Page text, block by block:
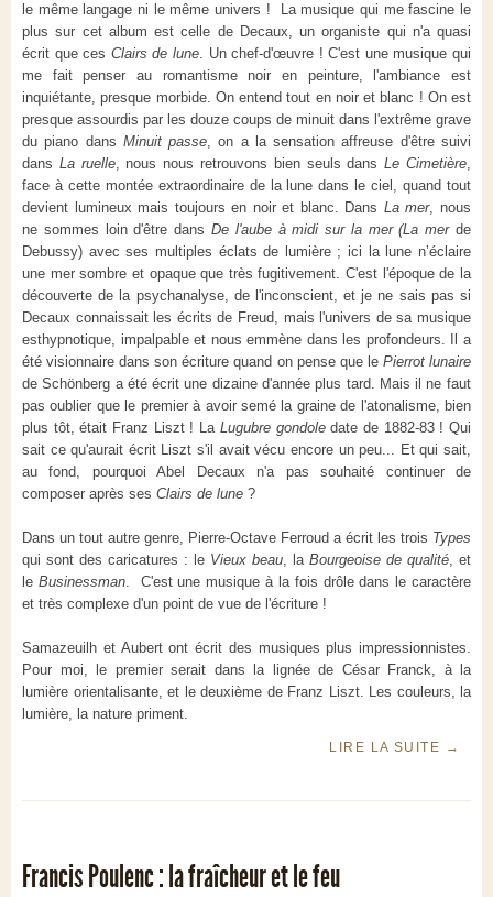
le même langage ni le même univers !
La musique qui me fascine le
plus sur cet album est celle de Decaux, un organiste qui n'a quasi
écrit que ces Clairs de lune. Un chef-d'œuvre ! C'est une musique qui
me fait penser au romantisme noir en peinture, l'ambiance est
inquiétante, presque morbide. On entend tout en noir et blanc ! On est
presque assourdis par les douze coups de minuit dans l'extrême grave
du piano dans Minuit passe, on a la sensation affreuse d'être suivi
dans La ruelle, nous nous retrouvons bien seuls dansLe Cimetière,
face à cette montée extraordinaire de la lune dans le ciel, quand tout
devient lumineux mais toujours en noir et blanc. Dans La mer, nous
ne sommes loin d'être dans De l'aube à midi sur la mer (La merde
Debussy) avec ses multiples éclats de lumière ; ici la lune n’éclaire
une mer sombre et opaque que très fugitivement. C'est l'époque de la
découverte de la psychanalyse, de l'inconscient, et je ne sais pas si
Decaux connaissait les écrits de Freud, mais l'univers de sa musique
esthypnotique, impalpable et nous emmène dans les profondeurs. Il a
été visionnaire dans son écriture quand on pense que le Pierrot lunaire
de Schönberg a été écrit une dizaine d'année plus tard. Mais il ne faut
pas oublier que le premier à avoir semé la graine de l'atonalisme, bien
plus tôt, était Franz Liszt ! La Lugubre gondoledate de 1882-83 ! Qui
sait ce qu'aurait écrit Liszt s'il avait vécu encore un peu... Et qui sait,
au fond, pourquoi Abel Decaux n'a pas souhaité continuer de
composer après ses Clairs de lune ?
Dans un tout autre genre, Pierre-Octave Ferroud a écrit les trois Types
qui sont des caricatures : le Vieux beau, la Bourgeoise de qualité, et
le Businessman. C'est une musique à la fois drôle dans le caractère
et très complexe d'un point de vue de l'écriture !
Samazeuilh et Aubert ont écrit des musiques plus impressionnistes.
Pour moi, le premier serait dans la lignée de César Franck, à la
lumière orientalisante, et le deuxième de Franz Liszt. Les couleurs, la
lumière, la nature priment.
LIRE LA SUITE →
Francis Poulenc : la fraîcheur et le feu